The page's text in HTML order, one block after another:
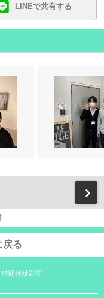
LINEで共有する
戻る
間外対応可